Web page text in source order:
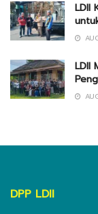
LDII
LDII
DPP LDII